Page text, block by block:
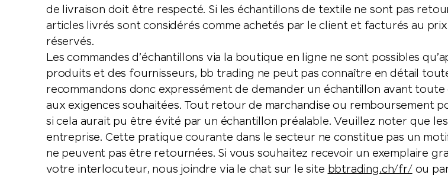
de livraison doit être respecté. Si les échantillons de textile ne sont pas
articles livrés sont considérés comme achetés par le client et facturés au
réservés.
Les commandes d’échantillons via la boutique en ligne ne sont possibles
produits et des fournisseurs, bb trading ne peut pas connaître en détail
recommandons donc expressément de demander un échantillon avant
aux exigences souhaitées. Tout retour de marchandise ou remboursement
si cela aurait pu être évité par un échantillon préalable. Veuillez noter que
entreprise. Cette pratique courante dans le secteur ne constitue pas un
ne peuvent pas être retournées. Si vous souhaitez recevoir un exemplaire
votre interlocuteur, nous joindre via le chat sur le site bbtrading.ch/fr/ ou